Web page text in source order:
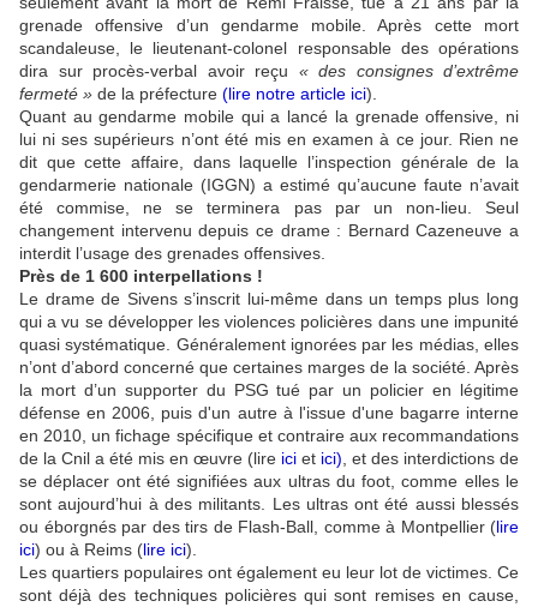
grenade offensive d’un gendarme mobile. Après cette mort
scandaleuse, le lieutenant-colonel responsable des opérations
dira sur procès-verbal avoir reçu « des consignes d’extrême
fermeté » de la préfecture (lire notre article ici).
Quant au gendarme mobile qui a lancé la grenade offensive, ni
lui ni ses supérieurs n’ont été mis en examen à ce jour. Rien ne
dit que cette affaire, dans laquelle l’inspection générale de la
gendarmerie nationale (IGGN) a estimé qu’aucune faute n’avait
été commise, ne se terminera pas par un non-lieu. Seul
changement intervenu depuis ce drame : Bernard Cazeneuve a
interdit l’usage des grenades offensives.
Près de 1 600 interpellations !
Le drame de Sivens s’inscrit lui-même dans un temps plus long
qui a vu se développer les violences policières dans une impunité
quasi systématique. Généralement ignorées par les médias, elles
n’ont d’abord concerné que certaines marges de la société. Après
la mort d’un supporter du PSG tué par un policier en légitime
défense en 2006, puis d'un autre à l'issue d'une bagarre interne
en 2010, un fichage spécifique et contraire aux recommandations
de la Cnil a été mis en œuvre (lire ici et ici), et des interdictions de
se déplacer ont été signifiées aux ultras du foot, comme elles le
sont aujourd’hui à des militants. Les ultras ont été aussi blessés
ou éborgnés par des tirs de Flash-Ball, comme à Montpellier (lire
ici) ou à Reims (lire ici).
Les quartiers populaires ont également eu leur lot de victimes. Ce
sont déjà des techniques policières qui sont remises en cause,